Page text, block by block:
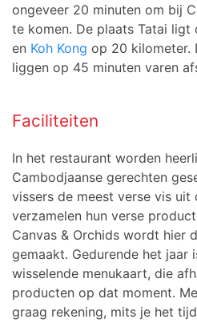
ongeveer 20 minuten om bij
te komen. De plaats Tatai ligt
en Koh Kong op 20 kilometer.
liggen op 45 minuten varen
Faciliteiten
In het restaurant worden
Cambodjaanse gerechten
vissers de meest verse vis uit
verzamelen hun verse
Canvas & Orchids wordt hier
gemaakt. Gedurende het jaar
wisselende menukaart, die
producten op dat moment.
graag rekening, mits je het